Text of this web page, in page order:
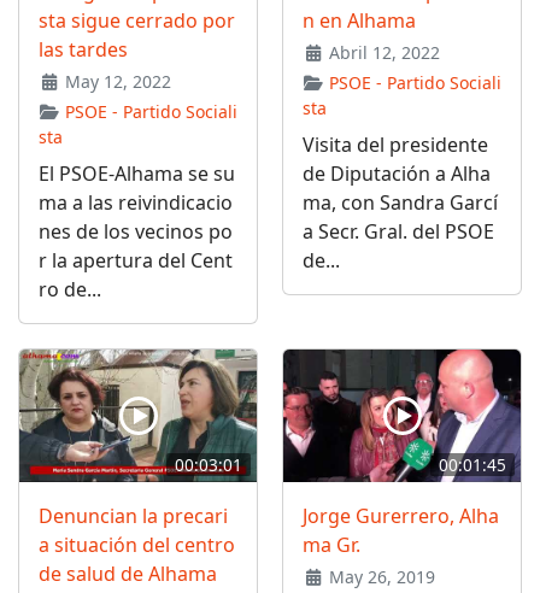
sta sigue cerrado por
las tardes
May 12, 2022
PSOE - Partido Sociali
sta
El PSOE-Alhama se su
ma a las reivindicacio
nes de los vecinos po
r la apertura del Cent
ro de...
n en Alhama
Abril 12, 2022
PSOE - Partido Sociali
sta
Visita del presidente
de Diputación a Alha
ma, con Sandra Garcí
a Secr. Gral. del PSOE
de...
00:03:01
Denuncian la precari
a situación del centro
de salud de Alhama
00:01:45
Jorge Gurerrero, Alha
ma Gr.
May 26, 2019